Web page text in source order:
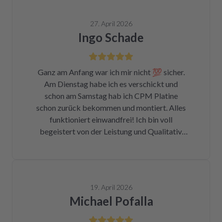
Modell und Fehler eingegeben und dann hatte
ich die Wahl, eine refurbished Platine für
139€ zu kaufen oder meine kaputte Platine
einzusenden und für 99€ reparieren zu lassen.
Der Ausbau war kein Hexenwerk. Ein paar
Fotos für den Wiedereinbau gemacht. Eine
halbe Stunde, nachdem mein Paket
angekommen war, bekam ich eine Rechnung
der Reparatur und das Teil war wieder auf
dem Rückweg zu mir!!! Unglaublich. Leider
und angemacht. Und tada! Er läuft wieder! Ein
Träumchen. Danke, danke, danke. Wilk gar
nicht erst wissen, was der Mieltechniker
27. April 2026
Ingo Schade
Ganz am Anfang war ich mir nicht 💯 sicher.
Am Dienstag habe ich es verschickt und
schon am Samstag hab ich CPM Platine
schon zurück bekommen und montiert. Alles
funktioniert einwandfrei! Ich bin voll
begeistert von der Leistung und Qualitativ.
19. April 2026
Michael Pofalla